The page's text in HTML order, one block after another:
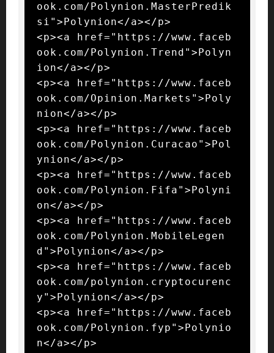
ook.com/Polynion.MasterPredik
si">Polynion</a></p>
<p><a href="https://www.faceb
ook.com/Polynion.Trend">Polyn
ion</a></p>
<p><a href="https://www.faceb
ook.com/Opinion.Markets">Poly
nion</a></p>
<p><a href="https://www.faceb
ook.com/Polynion.Curacao">Pol
ynion</a></p>
<p><a href="https://www.faceb
ook.com/Polynion.Fifa">Polyni
on</a></p>
<p><a href="https://www.faceb
ook.com/Polynion.MobileLegen
d">Polynion</a></p>
<p><a href="https://www.faceb
ook.com/polynion.cryptocurenc
y">Polynion</a></p>
<p><a href="https://www.faceb
ook.com/Polynion.fyp">Polynio
n</a></p>